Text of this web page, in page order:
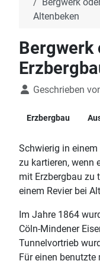
Altenbeken
Bergwerk
DetailsGeschrieben
Erzbergbau
Schwierig in
zu kartieren, wenn
mit Erzbergbau zu
einem Revier bei
Im Jahre 1864
Cöln-Mindener
Tunnelvortrieb
Für einen